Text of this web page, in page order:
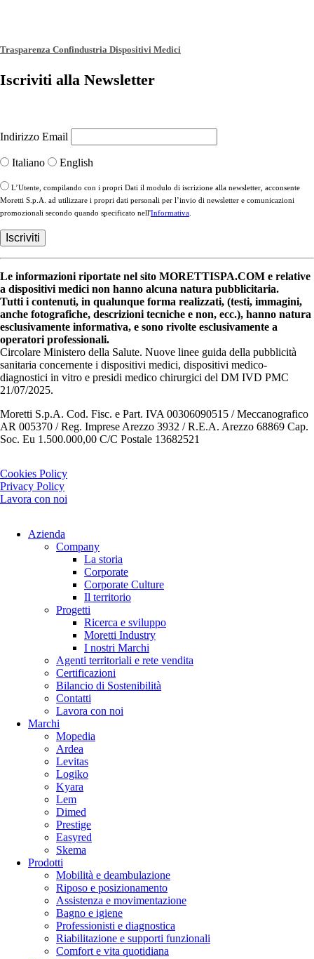
Trasparenza Confindustria Dispositivi Medici
Iscriviti alla Newsletter
Indirizzo Email
Italiano English
L’Utente, compilando con i propri Dati il modulo di iscrizione alla newsletter, acconsente
Moretti S.p.A. ad utilizzare i propri dati personali per l’invio di newsletter e comunicazioni
promozionali secondo quando specificato nell'Informativa
Le informazioni riportate nel sito MORETTISPA.COM e relative
a dispositivi medici non hanno alcuna natura pubblicitaria.
Tutti i contenuti, in qualunque forma realizzati, (testi, immagini,
anche fotografiche, descrizioni tecniche e non, ecc.), hanno natura
esclusivamente informativa, e sono rivolte esclusivamente a
operatori professionali.
Circolare Ministero della Salute. Nuove linee guida della pubblicità
sanitaria concernente i dispositivi medici, dispositivi medico-
diagnostici in vitro e presidi medico chirurgici del DM IVD PMC
21/07/2025.
Moretti S.p.A. Cod. Fisc. e Part. IVA 00306090515 / Meccanografico
AR 005370 / Reg. Imprese Arezzo 3932 / R.E.A. Arezzo 68869 Cap.
Soc. Eu 1.500.000,00 C/C Postale 13682521
Cookies Policy
Privacy Policy
Lavora con noi
Azienda
Company
La storia
Corporate
Corporate Culture
Il territorio
Progetti
Ricerca e sviluppo
Moretti Industry
I nostri Marchi
Agenti territoriali e rete vendita
Certificazioni
Bilancio di Sostenibilità
Contatti
Lavora con noi
Marchi
Mopedia
Ardea
Levitas
Logiko
Kyara
Lem
Dimed
Prestige
Easyred
Skema
Prodotti
Mobilità e deambulazione
Riposo e posizionamento
Assistenza e movimentazione
Bagno e igiene
Professionisti e diagnostica
Riabilitazione e supporti funzionali
Comfort e vita quotidiana